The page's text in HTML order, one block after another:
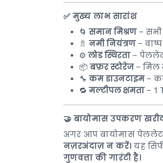
✅ मुख्य लाभ सारांश
🌀 समान मिश्रण– सभी
🚿 नमी नियंत्रण–
⚙️ लोड स्थिरता– पेललेट
📦 बफ़र स्टोरेज– मिल
🔧 कम डाउनटाइम–
🔁 मल्टीपल क्षमता– 1
🤝 बायोमास उपकरण
अगर आप बायोमास पेललेट
नज़रअंदाज़ न करें। यह
गुणवत्ता की गारंटी है।